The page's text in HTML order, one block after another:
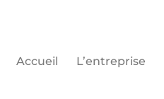
Accueil L’entreprise